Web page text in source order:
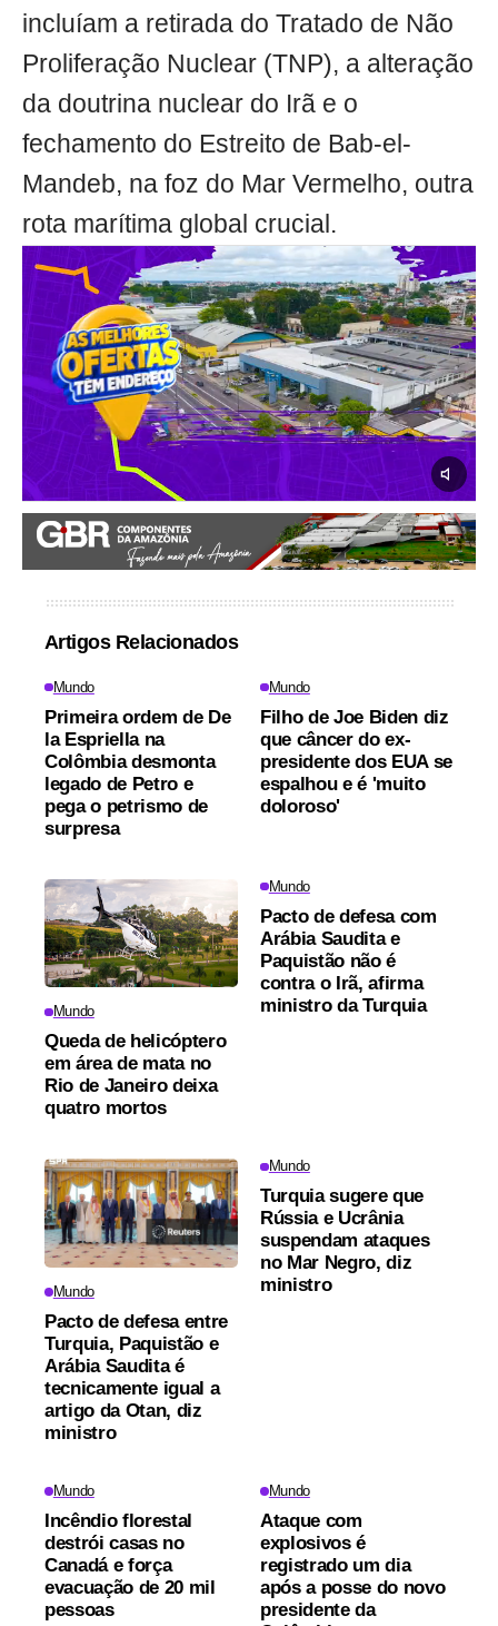
incluíam a retirada do Tratado de Não
Proliferação Nuclear (TNP), a alteração
da doutrina nuclear do Irã e o
fechamento do Estreito de Bab-el-
Mandeb, na foz do Mar Vermelho, outra
rota marítima global crucial.
Artigos Relacionados
Mundo
Primeira ordem de De
la Espriella na
Colômbia desmonta
legado de Petro e
pega o petrismo de
surpresa
Mundo
Filho de Joe Biden diz
que câncer do ex-
presidente dos EUA se
espalhou e é 'muito
doloroso'
Mundo
Queda de helicóptero
em área de mata no
Rio de Janeiro deixa
quatro mortos
Mundo
Pacto de defesa com
Arábia Saudita e
Paquistão não é
contra o Irã, afirma
ministro da Turquia
Mundo
Pacto de defesa entre
Turquia, Paquistão e
Arábia Saudita é
tecnicamente igual a
artigo da Otan, diz
ministro
Mundo
Turquia sugere que
Rússia e Ucrânia
suspendam ataques
no Mar Negro, diz
ministro
Mundo
Incêndio florestal
destrói casas no
Canadá e força
evacuação de 20 mil
pessoas
Mundo
Ataque com
explosivos é
registrado um dia
após a posse do novo
presidente da